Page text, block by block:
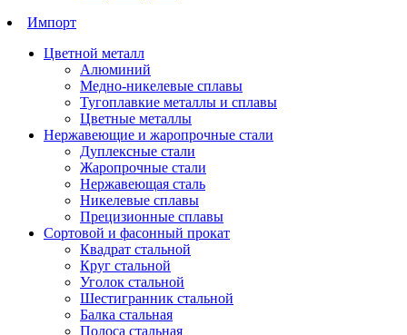
Импорт
Цветной металл
Алюминий
Медно-никелевые сплавы
Тугоплавкие металлы и сплавы
Цветные металлы
Нержавеющие и жаропрочные стали
Дуплексные стали
Жаропрочные стали
Нержавеющая сталь
Никелевые сплавы
Прецизионные сплавы
Сортовой и фасонный прокат
Квадрат стальной
Круг стальной
Уголок стальной
Шестигранник стальной
Балка стальная
Полоса стальная